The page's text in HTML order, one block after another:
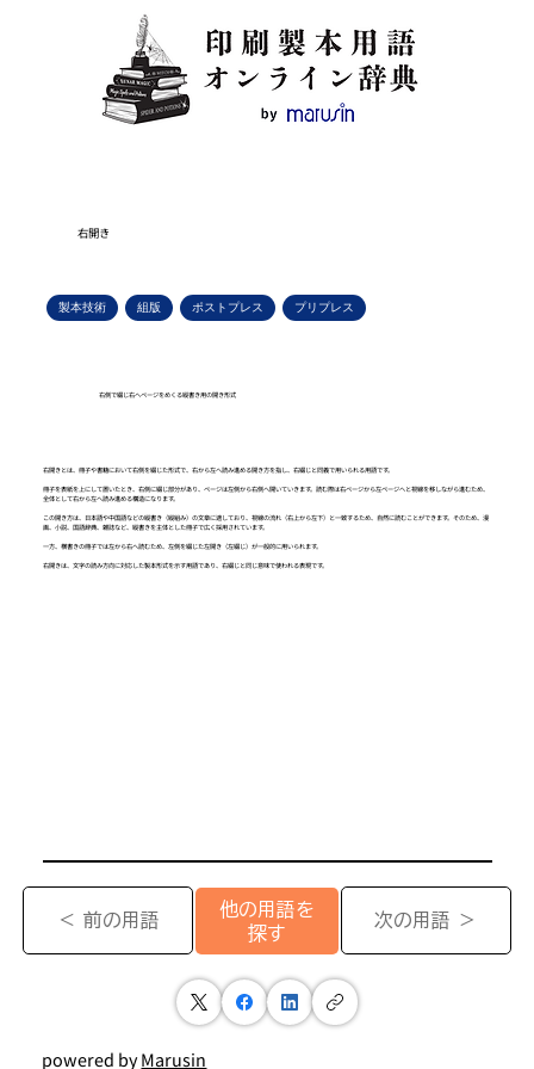
右開き
製本技術 組版 ポストプレス プリプレス
右側で綴じ右へページをめくる縦書き用の開き形式
右開きとは、冊子や書籍において右側を綴じた形式で、右から左へ読み進める開き方を指し、右綴じと同義で用いられる用語です。
冊子を表紙を上にして置いたとき、右側に綴じ部分があり、ページは左側から右側へ開いていきます。読む際は右ページから左ページへと視線を移しながら進むため、
全体として右から左へ読み進める構造になります。
この開き方は、日本語や中国語などの縦書き（縦組み）の文章に適しており、視線の流れ（右上から左下）と一致するため、自然に読むことができます。そのため、漫
画、小説、国語辞典、雑誌など、縦書きを主体とした冊子で広く採用されています。
一方、横書きの冊子では左から右へ読むため、左側を綴じた左開き（左綴じ）が一般的に用いられます。
右開きは、文字の読み方向に対応した製本形式を示す用語であり、右綴じと同じ意味で使われる表現です。
＜ 前の用語
他の用語を
探す
次の用語 ＞
powered byMarusin